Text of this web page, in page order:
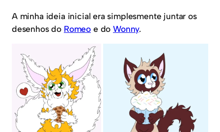
A minha ideia inicial era simplesmente juntar os
desenhos do Romeo e doWonny.